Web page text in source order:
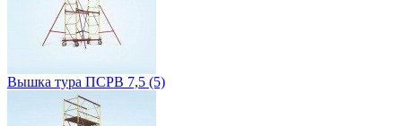
Вышка тура ПСРВ 7,5 (5)